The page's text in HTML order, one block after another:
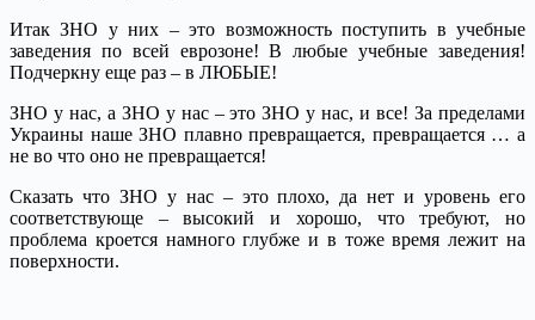
Итак ЗНО у них – это возможность поступить в учебные
заведения по всей еврозоне! В любые учебные заведения!
Подчеркну еще раз – в ЛЮБЫЕ!
ЗНО у нас, а ЗНО у нас – это ЗНО у нас, и все! За пределами
Украины наше ЗНО плавно превращается, превращается … а
не во что оно не превращается!
Сказать что ЗНО у нас – это плохо, да нет и уровень его
соответствующе – высокий и хорошо, что требуют, но
проблема кроется намного глубже и в тоже время лежит на
поверхности.